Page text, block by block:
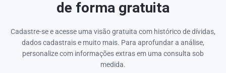
de forma gratuita
Cadastre-se e acesse uma visão gratuita com histórico de dívidas,
dados cadastrais e muito mais. Para aprofundar a análise,
personalize com informações extras em uma consulta sob
medida.